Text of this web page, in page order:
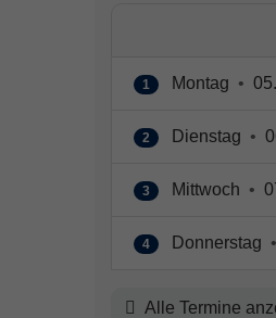
1 Montag •
2 Dienstag •
3 Mittwoch •
4 Donnerstag •
Alle Termine